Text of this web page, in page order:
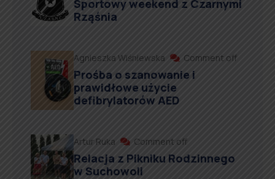
Sportowy weekend z Czarnymi
Rząśnia
Agnieszka Wiśniewska Comment off
Prośba o szanowanie i
prawidłowe użycie
defibrylatorów AED
Artur Ruka Comment off
Relacja z Pikniku Rodzinnego
w Suchowoli